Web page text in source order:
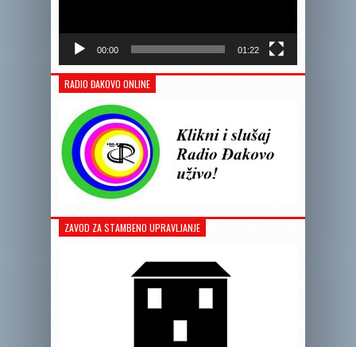
00:00 01:22
RADIO ĐAKOVO ONLINE
ZAVOD ZA STAMBENO UPRAVLJANJE